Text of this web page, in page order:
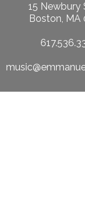
15 Newbury
Boston, MA